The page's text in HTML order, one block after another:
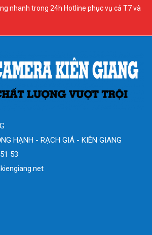
nhanh trong 24h Hotline phục vụ cả T7 và
HẠNH - RẠCH GIÁ - KIÊN GIANG
53